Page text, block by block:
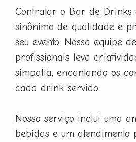
Contratar o Bar de Drinks
sinônimo de qualidade e
seu evento. Nossa equipe
profissionais leva
simpatia, encantando os
cada drink servido.
Nosso serviço inclui uma
bebidas e um atendimento